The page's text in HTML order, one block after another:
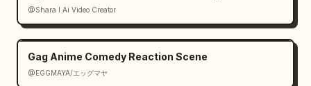
@Shara I Ai Video Creator
Gag Anime Comedy Reaction Scene
@EGGMAYA/エッグマヤ